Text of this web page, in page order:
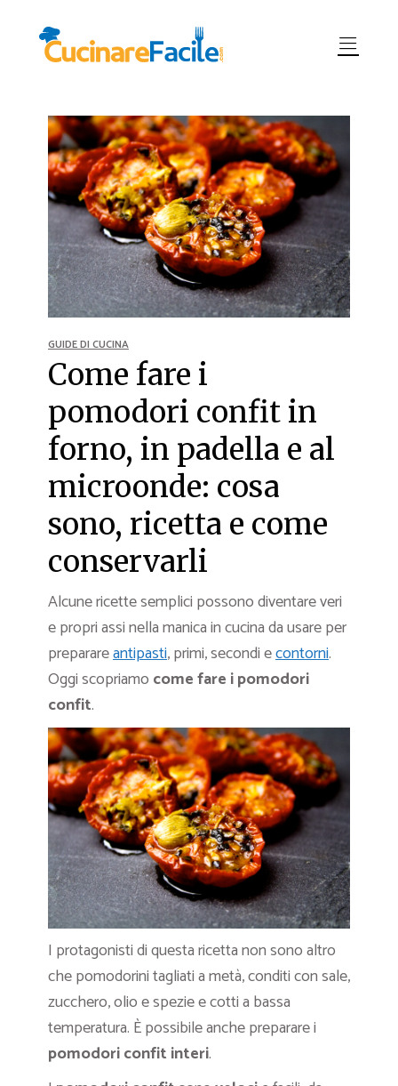
GUIDE DI CUCINA
Come fare i
pomodori confit in
forno, in padella e al
microonde: cosa
sono, ricetta e come
conservarli
Alcune ricette semplici possono diventare veri
e propri assi nella manica in cucina da usare per
preparareantipasti, primi, secondi econtorni.
Oggi scopriamo come fare i pomodori
confit.
I protagonisti di questa ricetta non sono altro
che pomodorini tagliati a metà, conditi con sale,
zucchero, olio e spezie e cotti a bassa
temperatura. È possibile anche preparare i
pomodori confit interi.